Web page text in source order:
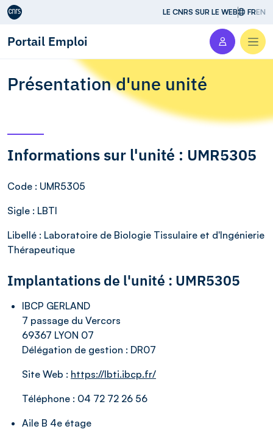
Aller au contenu LE CNRS SUR LE WEB FREN
Portail Emploi
Présentation d'une unité
Informations sur l'unité : UMR5305
Code : UMR5305
Sigle : LBTI
Libellé : Laboratoire de Biologie Tissulaire et d'Ingénierie
Thérapeutique
Implantations de l'unité : UMR5305
IBCP GERLAND
7 passage du Vercors
69367 LYON 07
Délégation de gestion : DR07
Site Web : https://lbti.ibcp.fr/
Téléphone : 04 72 72 26 56
Aile B 4e étage